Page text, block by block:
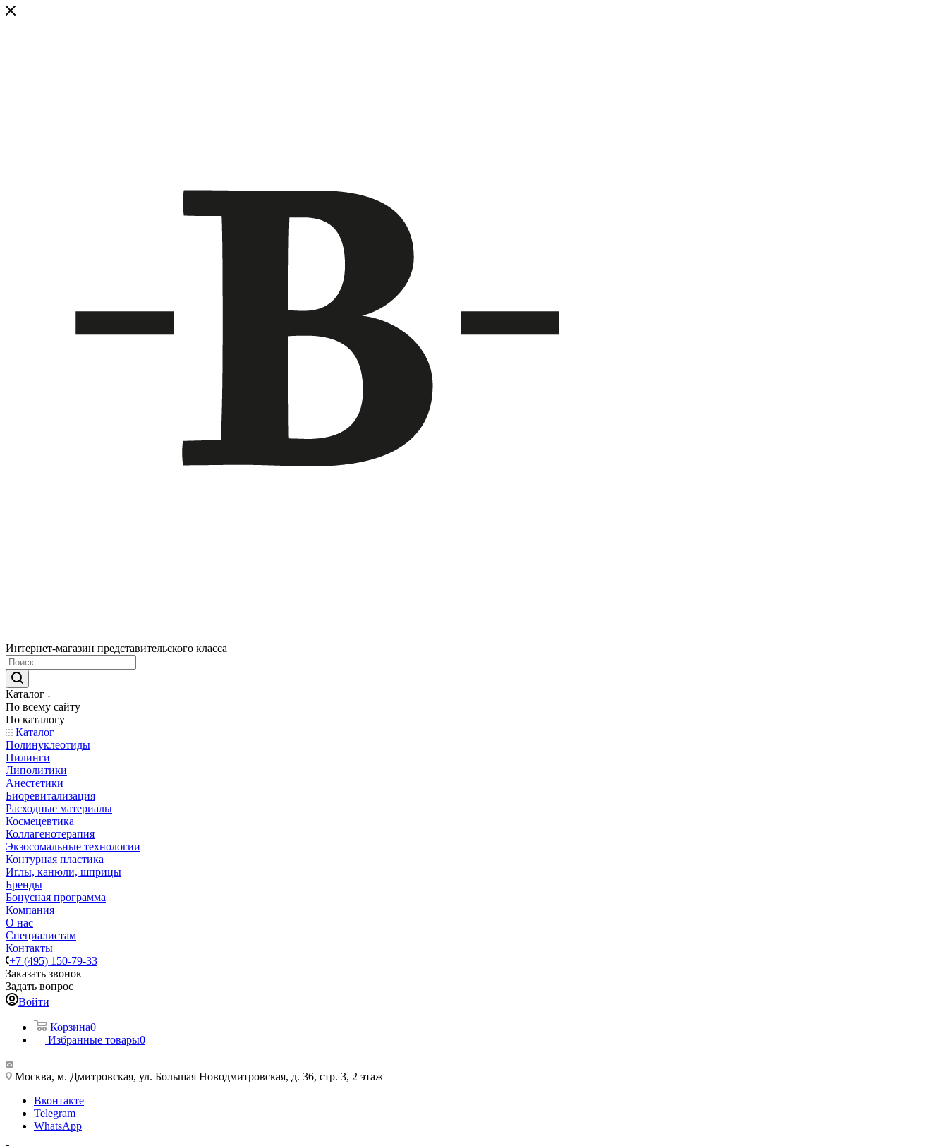
Интернет-магазин представительского класса
Каталог
По всему сайту
По каталогу
Каталог
Полинуклеотиды
Пилинги
Липолитики
Анестетики
Биоревитализация
Расходные материалы
Космецевтика
Коллагенотерапия
Экзосомальные технологии
Контурная пластика
Иглы, канюли, шприцы
Бренды
Бонусная программа
Компания
О нас
Специалистам
Контакты
+7 (495) 150-79-33
Заказать звонок
Задать вопрос
Войти
Корзина0
Избранные товары0
Москва, м. Дмитровская, ул. Большая Новодмитровская, д. 36, стр. 3, 2 этаж
Вконтакте
Telegram
WhatsApp